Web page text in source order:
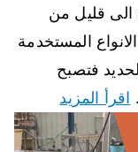
الى قليل من
المستخدمة
فتصبح
اقرأ المزيد